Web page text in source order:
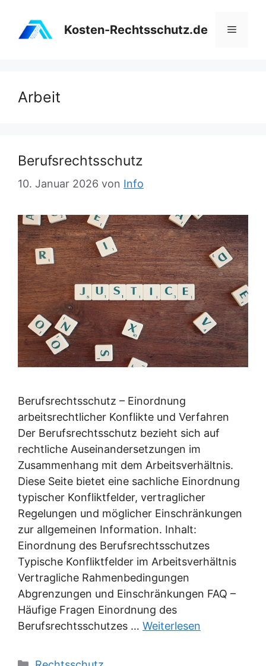
Inhalt
springen
Kosten-Rechtsschutz.de Menü
Arbeit
Berufsrechtsschutz
10. Januar 2026 von Info
Berufsrechtsschutz – Einordnung
arbeitsrechtlicher Konflikte und Verfahren
Der Berufsrechtsschutz bezieht sich auf
rechtliche Auseinandersetzungen im
Zusammenhang mit dem Arbeitsverhältnis.
Diese Seite bietet eine sachliche Einordnung
typischer Konfliktfelder, vertraglicher
Regelungen und möglicher Einschränkungen
zur allgemeinen Information. Inhalt:
Einordnung des Berufsrechtsschutzes
Typische Konfliktfelder im Arbeitsverhältnis
Vertragliche Rahmenbedingungen
Abgrenzungen und Einschränkungen FAQ –
Häufige Fragen Einordnung des
Berufsrechtsschutzes … Weiterlesen
Kategorien